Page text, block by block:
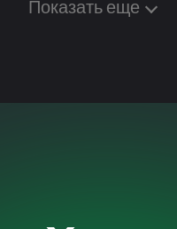
Показать еще